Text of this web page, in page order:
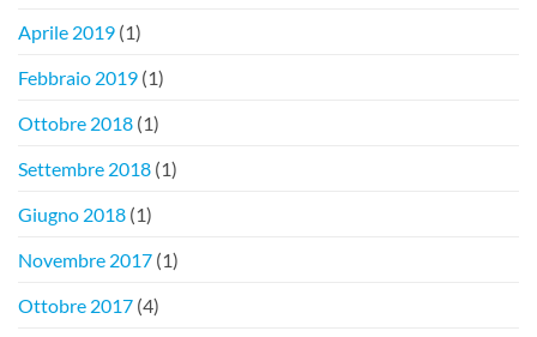
Aprile 2019 (1)
Febbraio 2019 (1)
Ottobre 2018 (1)
Settembre 2018 (1)
Giugno 2018 (1)
Novembre 2017 (1)
Ottobre 2017 (4)